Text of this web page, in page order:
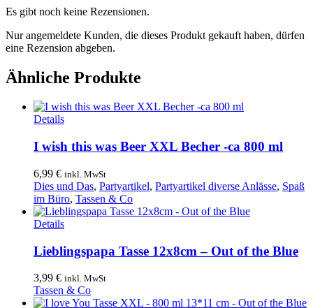
Es gibt noch keine Rezensionen.
Nur angemeldete Kunden, die dieses Produkt gekauft haben, dürfen
eine Rezension abgeben.
Ähnliche Produkte
Details
I wish this was Beer XXL Becher -ca 800 ml
6,99 € inkl. MwSt
Dies und Das, Partyartikel, Partyartikel diverse Anlässe, Spaß
im Büro, Tassen & Co
Details
Lieblingspapa Tasse 12x8cm – Out of the Blue
3,99 € inkl. MwSt
Tassen & Co